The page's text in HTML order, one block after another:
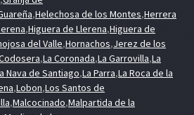
,Helechosa de los Montes,Herrera
,Higuera de Llerena,Higuera de
del Valle,Hornachos,Jerez de los
,La Coronada,La Garrovilla,La
Nava de Santiago,La Parra,La Roca de la
,Lobon,Los Santos de
,Malcocinado,Malpartida de la